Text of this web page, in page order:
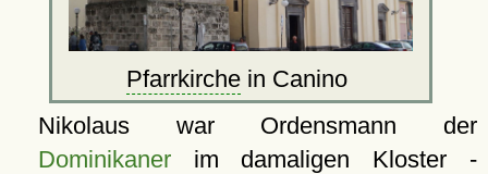
Pfarrkirche in Canino
Nikolaus war Ordensmann der
Dominikanerim damaligen Kloster -